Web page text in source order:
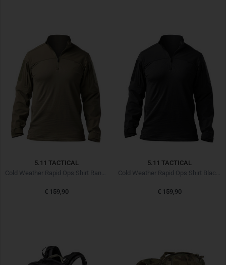
5.11 TACTICAL
€ 159,90
5.11 TACTICAL
€ 159,90